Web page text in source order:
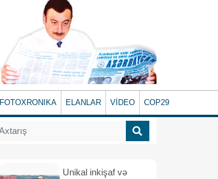
FOTOXRONIKA ELANLAR VİDEO COP29
Unikal inkişaf və